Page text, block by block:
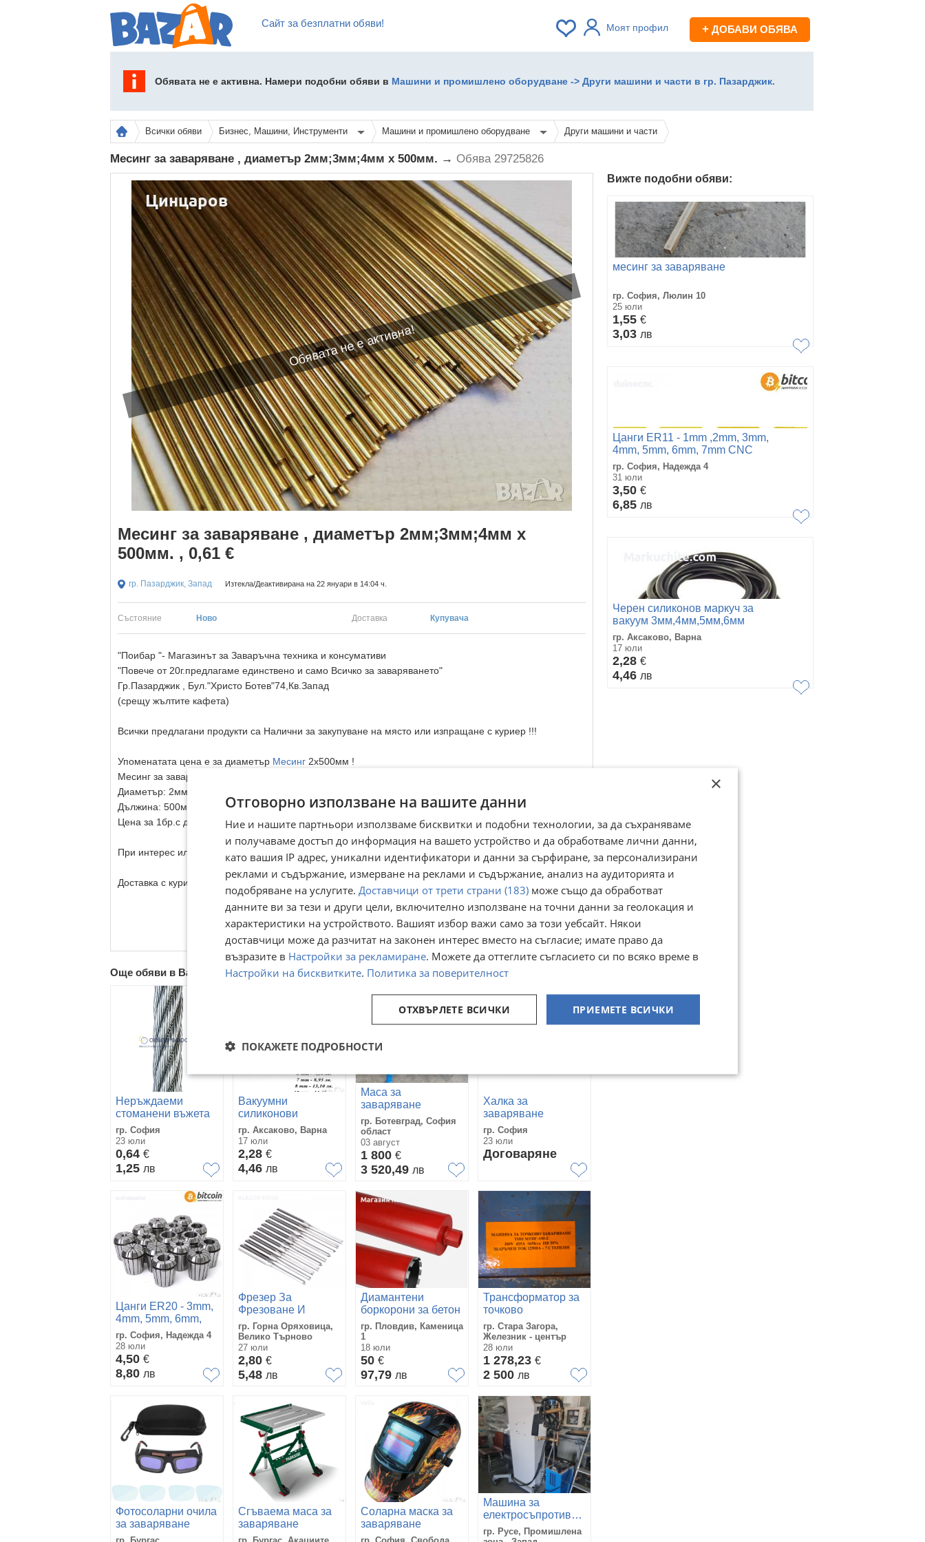
Сайт за безплатни обяви! Моят профил + ДОБАВИ ОБЯВА
Обявата не е активна. Намери подобни обяви в Машини и промишлено оборудване -> Други машини и части в гр. Пазарджик.
Всички обяви Бизнес, Машини, Инструменти Машини и промишлено оборудване Други машини и части
Месинг за заваряване , диаметър 2мм;3мм;4мм x 500мм. → Обява 29725826
Обявата не е активна!
Месинг за заваряване , диаметър 2мм;3мм;4мм x
500мм. , 0,61 €
гр. Пазарджик, Запад Изтекла/Деактивирана на 22 януари в 14:04 ч.
Състояние Ново Доставка Купувача
"Поибар "- Магазинът за Заваръчна техника и консумативи
"Повече от 20г.предлагаме единствено и само Всичко за заваряването"
Гр.Пазарджик , Бул."Христо Ботев"74,Кв.Запад
(срещу жълтите кафета)
Всички предлагани продукти са Налични за закупуване на място или изпращане с куриер !!!
Упоменатата цена е за диаметър Месинг 2x500мм !
Месинг за заваряване
Диаметър: 2мм.
Дължина: 500мм./50см.
Цена за 1бр.с ддс
При интерес или въпроси относно други размери,моля направете запитване.
Доставка с куриер в цялата страна
Преглеждания:3 527
Още обяви в Bazar.BG
Неръждаеми
стоманени въжета
3мм 4мм 5мм 6мм
7мм 8мм
гр. София
23 юли
0,64 €
1,25 лв
Вакуумни
силиконови
маркучи
гр. Аксаково, Варна
17 юли
2,28 €
4,46 лв
Маса за
заваряване
гр. Ботевград, София
област
03 август
1 800 €
3 520,49 лв
Халка за
заваряване
(захватни точки за
заваряване), клас 8
гр. София
23 юли
Договаряне
Цанги​ ER20 - 3mm,
4mm, 5mm, 6mm,
7mm, 8mm, 9mm.
10mm, 11mm,
12mm, 13mm -
цената е за брой
цанга
гр. София, Надежда 4
28 юли
4,50 €
8,80 лв
Фрезер За
Фрезоване И
Рязане CNC MDF,
ABS, PET, Дължина
17,m, Работен Връх
2mm, Захват 4mm,
20200222
гр. Горна Оряховица,
Велико Търново
27 юли
2,80 €
5,48 лв
Диамантени
боркорони за бетон
RTR Max 500мм.
гр. Пловдив, Каменица
1
18 юли
50 €
97,79 лв
Трансформатор за
точково
заваряване
гр. Стара Загора,
Железник - център
28 юли
1 278,23 €
2 500 лв
Фотосоларни очила
за заваряване
Сгъваема маса за
заваряване
Соларна маска за
заваряване
Машина за
електросъпротивително
заваряване ТECNA
4660N, 35 kVA (за
гр. Русе, Промишлена
Вижте подобни обяви:
месинг за заваряване
гр. София, Люлин 10
25 юли
1,55 €
3,03 лв
Цанги​ ER11 - 1mm ,2mm, 3mm,
4mm, 5mm, 6mm, 7mm CNC
шпиндел фреза цанга
гр. София, Надежда 4
31 юли
3,50 €
6,85 лв
Черен силиконов маркуч за
вакуум 3мм,4мм,5мм,6мм
гр. Аксаково, Варна
17 юли
2,28 €
4,46 лв
×
Отговорно използване на вашите данни
Ние и нашите партньори използваме бисквитки и подобни технологии, за да съхраняваме
и получаваме достъп до информация на вашето устройство и да обработваме лични данни,
като вашия IP адрес, уникални идентификатори и данни за сърфиране, за персонализирани
реклами и съдържание, измерване на реклами и съдържание, анализ на аудиторията и
подобряване на услугите. Доставчици от трети страни (183) може също да обработват
данните ви за тези и други цели, включително използване на точни данни за геолокация и
характеристики на устройството. Вашият избор важи само за този уебсайт. Някои
доставчици може да разчитат на законен интерес вместо на съгласие; имате право да
възразите в Настройки за рекламиране. Можете да оттеглите съгласието си по всяко време в
Настройки на бисквитките. Политика за поверителност
ПРИЕМЕТЕ ВСИЧКИ
ОТХВЪРЛЕТЕ ВСИЧКИ
ПОКАЖЕТЕ ПОДРОБНОСТИ